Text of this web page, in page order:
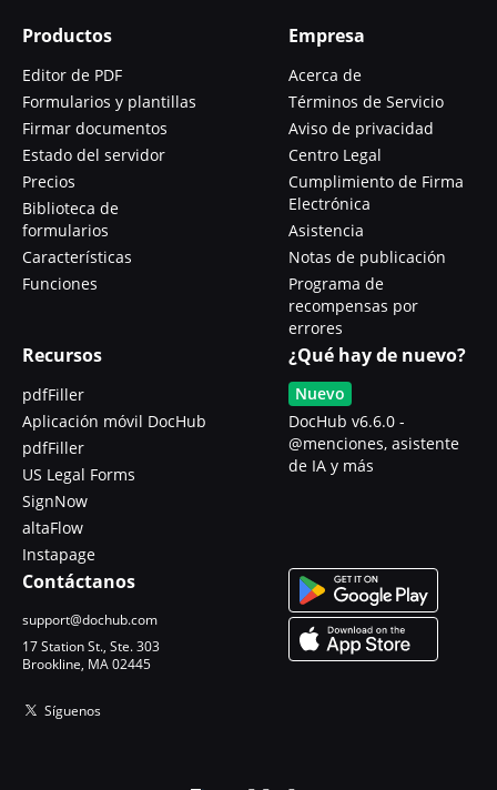
Productos
Editor de PDF
Formularios y plantillas
Firmar documentos
Estado del servidor
Precios
Biblioteca de
formularios
Características
Funciones
Empresa
Acerca de
Términos de Servicio
Aviso de privacidad
Centro Legal
Cumplimiento de Firma
Electrónica
Asistencia
Notas de publicación
Programa de
recompensas por
errores
Recursos
pdfFiller
Aplicación móvil DocHub
pdfFiller
US Legal Forms
SignNow
altaFlow
Instapage
¿Qué hay de nuevo?
Nuevo
DocHub v6.6.0 -
@menciones, asistente
de IA y más
Contáctanos
support@dochub.com
17 Station St., Ste. 303
Brookline, MA 02445
Síguenos